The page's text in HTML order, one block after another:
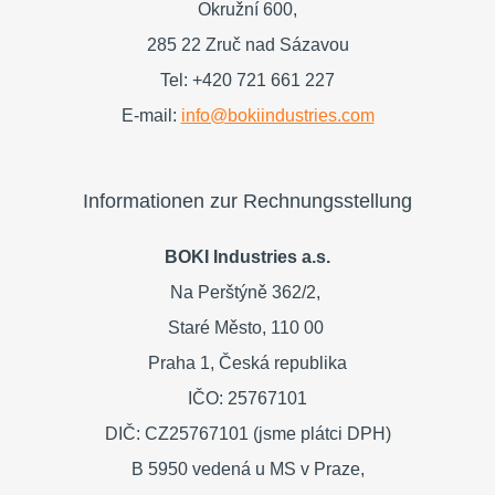
Okružní 600,
285 22 Zruč nad Sázavou
Tel: +420 721 661 227
E-mail: info@bokiindustries.com
Informationen zur Rechnungsstellung
BOKI Industries a.s.
Na Perštýně 362/2,
Staré Město, 110 00
Praha 1, Česká republika
IČO: 25767101
DIČ: CZ25767101 (jsme plátci DPH)
B 5950 vedená u MS v Praze,